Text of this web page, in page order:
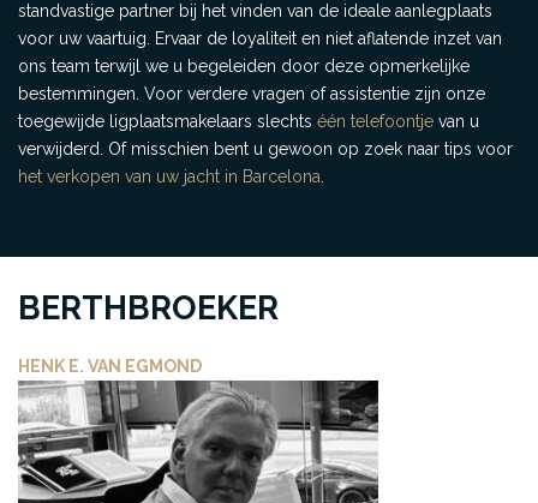
standvastige partner bij het vinden van de ideale aanlegplaats
voor uw vaartuig. Ervaar de loyaliteit en niet aflatende inzet van
ons team terwijl we u begeleiden door deze opmerkelijke
bestemmingen. Voor verdere vragen of assistentie zijn onze
toegewijde ligplaatsmakelaars slechts één telefoontje van u
verwijderd. Of misschien bent u gewoon op zoek naar tips voor
het verkopen van uw jacht in Barcelona
BERTHBROEKER
HENK E. VAN EGMOND